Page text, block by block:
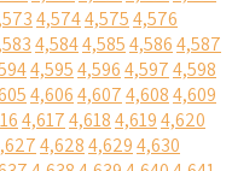
4,5744,5754,576
4,5844,5854,5864,587
4,5954,5964,5974,598
4,6064,6074,6084,609
4,6174,6184,6194,620
4,6284,6294,630